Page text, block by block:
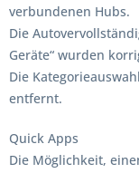
verbundenen Hubs.
Die
Geräte“ wurden
Die
entfernt.
Quick Apps
Die Möglichkeit,